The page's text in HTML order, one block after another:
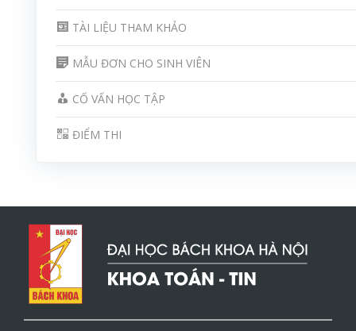
TÀI LIỆU THAM KHẢO
MẪU ĐƠN CHO SINH VIÊN
CỐ VẤN HỌC TẬP
ĐIỂM THI